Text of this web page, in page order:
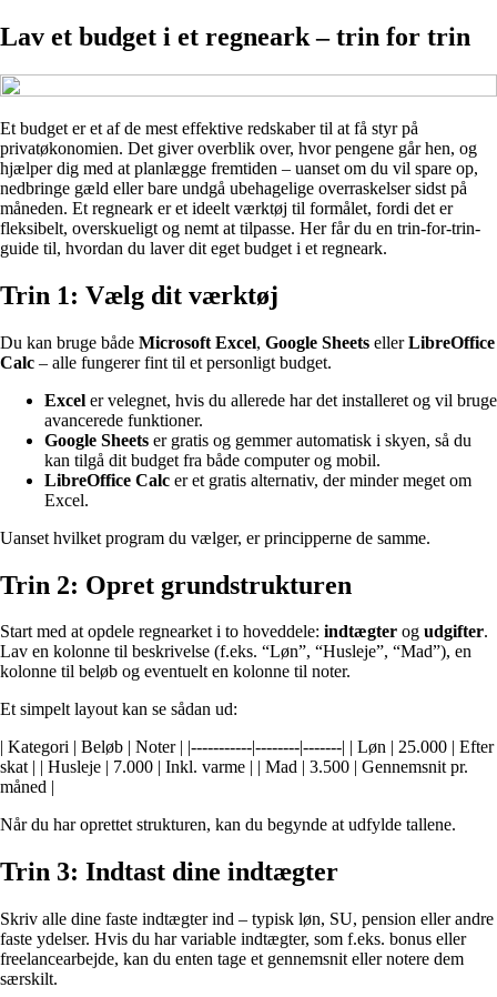
Lav et budget i et regneark – trin for trin
Et budget er et af de mest effektive redskaber til at få styr på
privatøkonomien. Det giver overblik over, hvor pengene går hen, og
hjælper dig med at planlægge fremtiden – uanset om du vil spare op,
nedbringe gæld eller bare undgå ubehagelige overraskelser sidst på
måneden. Et regneark er et ideelt værktøj til formålet, fordi det er
fleksibelt, overskueligt og nemt at tilpasse. Her får du en trin-for-trin-
guide til, hvordan du laver dit eget budget i et regneark.
Trin 1: Vælg dit værktøj
Du kan bruge både Microsoft Excel, Google Sheets ellerLibreOffice
Calc – alle fungerer fint til et personligt budget.
Excel er velegnet, hvis du allerede har det installeret og vil bruge
avancerede funktioner.
Google Sheets er gratis og gemmer automatisk i skyen, så du
kan tilgå dit budget fra både computer og mobil.
LibreOffice Calc er et gratis alternativ, der minder meget om
Excel.
Uanset hvilket program du vælger, er principperne de samme.
Trin 2: Opret grundstrukturen
Start med at opdele regnearket i to hoveddele: indtægter og udgifter.
Lav en kolonne til beskrivelse (f.eks. “Løn”, “Husleje”, “Mad”), en
kolonne til beløb og eventuelt en kolonne til noter.
Et simpelt layout kan se sådan ud:
| Kategori | Beløb | Noter | |-----------|--------|-------| | Løn | 25.000 | Efter
skat | | Husleje | 7.000 | Inkl. varme | | Mad | 3.500 | Gennemsnit pr.
måned |
Når du har oprettet strukturen, kan du begynde at udfylde tallene.
Trin 3: Indtast dine indtægter
Skriv alle dine faste indtægter ind – typisk løn, SU, pension eller andre
faste ydelser. Hvis du har variable indtægter, som f.eks. bonus eller
freelancearbejde, kan du enten tage et gennemsnit eller notere dem
særskilt.